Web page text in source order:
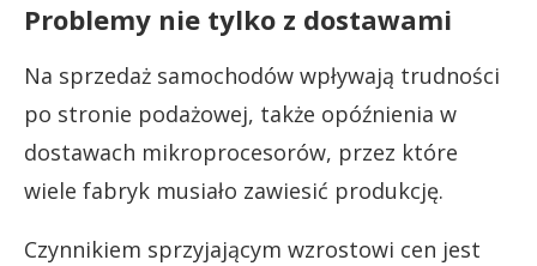
Problemy nie tylko z dostawami
Na sprzedaż samochodów wpływają trudności
po stronie podażowej, także opóźnienia w
dostawach mikroprocesorów, przez które
wiele fabryk musiało zawiesić produkcję.
Czynnikiem sprzyjającym wzrostowi cen jest